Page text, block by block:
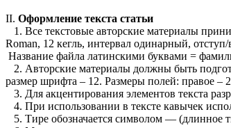
II. Оформление текста статьи
1. Все текстовые авторские материалы
Roman, 12 кегль, интервал одинарный, отступ/
Название файла латинскими буквами =
2. Авторские материалы должны быть
размер шрифта – 12. Размеры полей: правое
3. Для акцентирования элементов текста
4. При использовании в тексте кавычек
5. Тире обозначается символом — (длинное